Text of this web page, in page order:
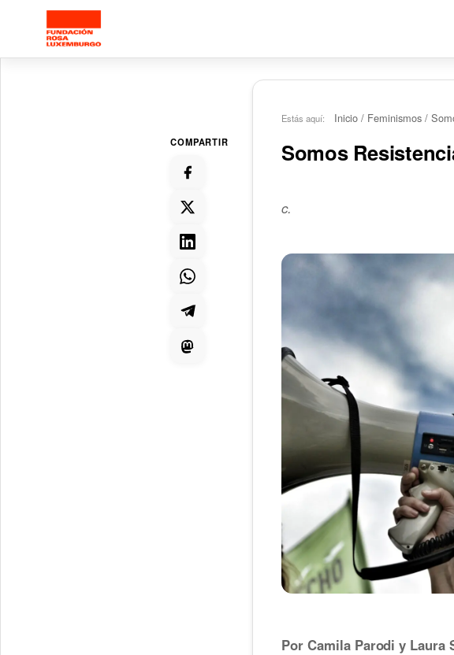
Saltar al contenido principal
COMPARTIR
Estás aquí: Inicio / Feminismos /
Somos
c.
Por Camila Parodi y Laura